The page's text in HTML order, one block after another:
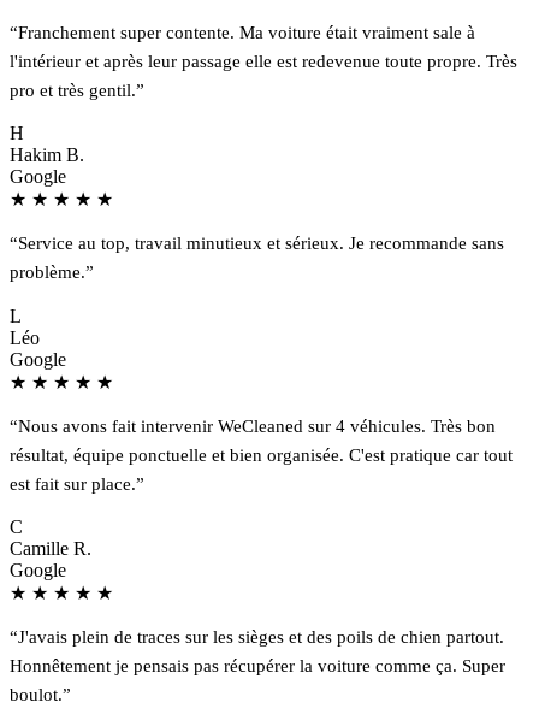
“Franchement super contente. Ma voiture était vraiment sale à
l'intérieur et après leur passage elle est redevenue toute propre. Très
pro et très gentil.”
H
Hakim B.
Google
★ ★ ★ ★ ★
“Service au top, travail minutieux et sérieux. Je recommande sans
problème.”
L
Léo
Google
★ ★ ★ ★ ★
“Nous avons fait intervenir WeCleaned sur 4 véhicules. Très bon
résultat, équipe ponctuelle et bien organisée. C'est pratique car tout
est fait sur place.”
C
Camille R.
Google
★ ★ ★ ★ ★
“J'avais plein de traces sur les sièges et des poils de chien partout.
Honnêtement je pensais pas récupérer la voiture comme ça. Super
boulot.”